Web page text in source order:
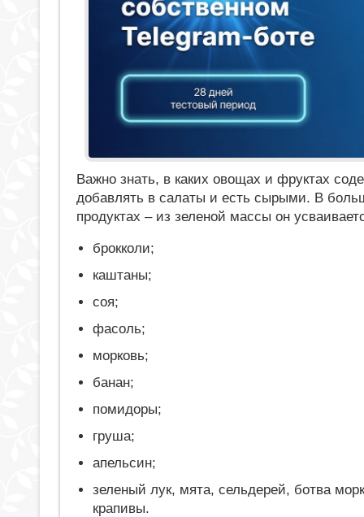
Важно знать, в каких овощах и фруктах
добавлять в салаты и есть сырыми. В
продуктах – из зеленой массы он
брокколи;
каштаны;
соя;
фасоль;
морковь;
банан;
помидоры;
груша;
апельсин;
зеленый лук, мята, сельдерей, ботва
крапивы.